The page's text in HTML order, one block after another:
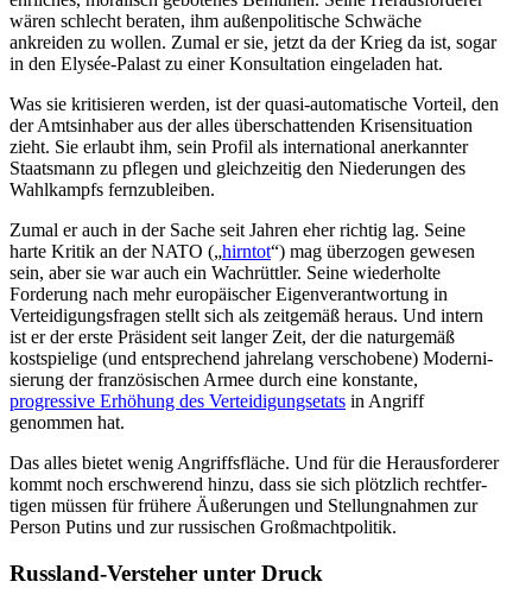
wären schlecht beraten, ihm außen­po­li­tische Schwäche
ankreiden zu wollen. Zumal er sie, jetzt da der Krieg da ist, sogar
in den Elysée-Palast zu einer Konsul­tation einge­laden hat.
Was sie kriti­sieren werden, ist der quasi-automa­tische Vorteil, den
der Amtsin­haber aus der alles überschat­tenden Krisen­si­tuation
zieht. Sie erlaubt ihm, sein Profil als inter­na­tional anerkannter
Staatsmann zu pflegen und gleich­zeitig den Niede­rungen des
Wahlkampfs fernzubleiben.
Zumal er auch in der Sache seit Jahren eher richtig lag. Seine
harte Kritik an der NATO („hirntot“) mag überzogen gewesen
sein, aber sie war auch ein Wachrüttler. Seine wieder­holte
Forderung nach mehr europäi­scher Eigen­ver­ant­wortung in
Vertei­di­gungs­fragen stellt sich als zeitgemäß heraus. Und intern
ist er der erste Präsident seit langer Zeit, der die natur­gemäß
kostspielige (und entspre­chend jahrelang verschobene) Moder­ni­
sierung der franzö­si­schen Armee durch eine konstante,
progressive Erhöhung des Vertei­di­gungs­etats in Angriff
genommen hat.
Das alles bietet wenig Angriffs­fläche. Und für die Heraus­for­derer
kommt noch erschwerend hinzu, dass sie sich plötzlich recht­fer­
tigen müssen für frühere Äußerungen und Stellung­nahmen zur
Person Putins und zur russi­schen Großmachtpolitik.
Russland-Versteher unter Druck